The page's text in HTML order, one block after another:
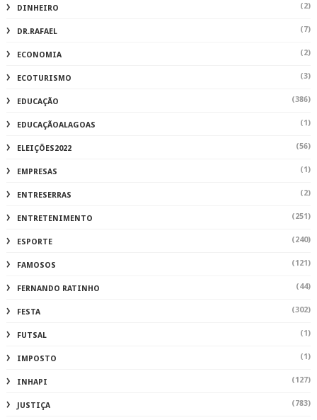
DINHEIRO (2)
DR.RAFAEL (7)
ECONOMIA (2)
ECOTURISMO (3)
EDUCAÇÃO (386)
EDUCAÇÃOALAGOAS (1)
ELEIÇÕES2022 (56)
EMPRESAS (1)
ENTRESERRAS (2)
ENTRETENIMENTO (251)
ESPORTE (240)
FAMOSOS (121)
FERNANDO RATINHO (44)
FESTA (302)
FUTSAL (1)
IMPOSTO (1)
INHAPI (127)
JUSTIÇA (783)